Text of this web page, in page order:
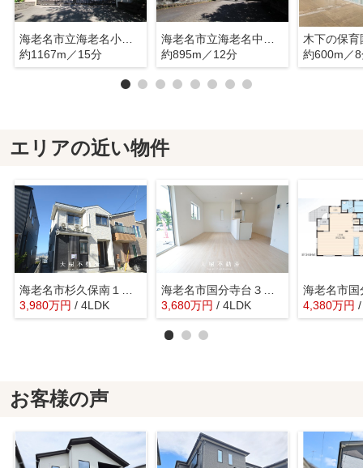
海老名市立海老名小学校
約1167m／15分
約895m／12分
木下の保
約600m／
エリアの近い物件
3,980万円 / 4LDK
3,680万円 / 4LDK 4,380万円
お客様の声